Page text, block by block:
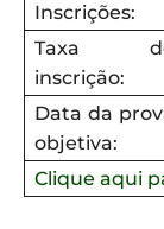
Inscrições:
Taxa
inscrição:
Data da
objetiva:
Clique aqui